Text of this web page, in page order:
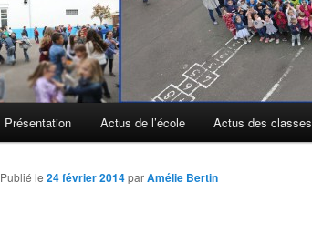
Aller au contenu principal
Aller au contenu secondaire
Présentation Actus de l’école Actus des classes
Publié le 24 février 2014parAmélie Bertin